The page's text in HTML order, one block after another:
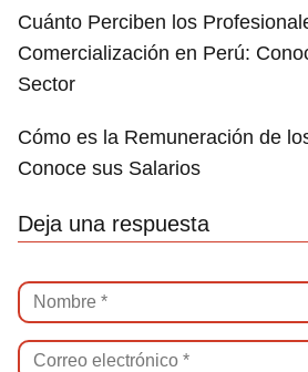
Cuánto Perciben los
Comercialización en Perú:
Sector
Cómo es la Remuneración de
Conoce sus Salarios
Deja una respuesta